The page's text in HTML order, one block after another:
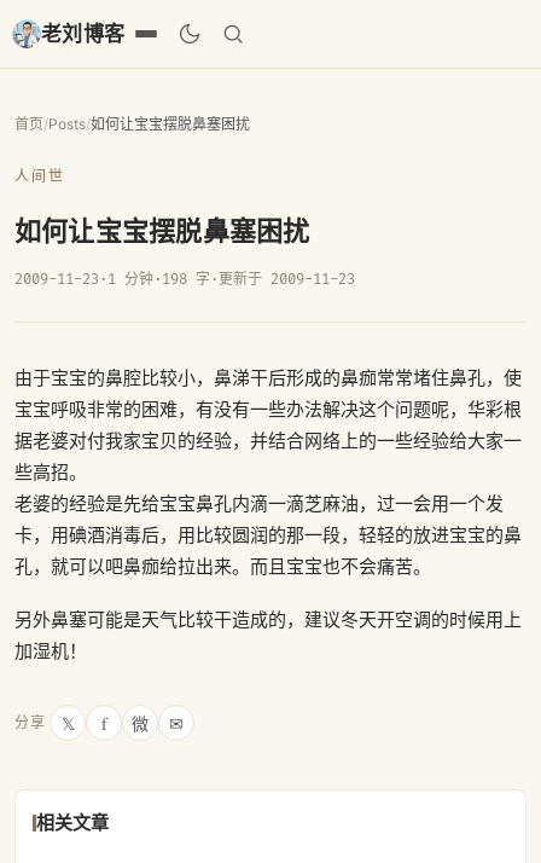
老刘博客
首页/Posts/如何让宝宝摆脱鼻塞困扰
人间世
如何让宝宝摆脱鼻塞困扰
2009-11-23 · 1 分钟· 198 字 · 更新于 2009-11-23
由于宝宝的鼻腔比较小，鼻涕干后形成的鼻痂常常堵住鼻孔，使
宝宝呼吸非常的困难，有没有一些办法解决这个问题呢，华彩根
据老婆对付我家宝贝的经验，并结合网络上的一些经验给大家一
些高招。
老婆的经验是先给宝宝鼻孔内滴一滴芝麻油，过一会用一个发
卡，用碘酒消毒后，用比较圆润的那一段，轻轻的放进宝宝的鼻
孔，就可以吧鼻痂给拉出来。而且宝宝也不会痛苦。
另外鼻塞可能是天气比较干造成的，建议冬天开空调的时候用上
加湿机！
分享 𝕏 f 微 ✉
相关文章